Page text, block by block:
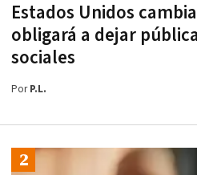
Estados Unidos
obligará a dejar
sociales
PorP.L.